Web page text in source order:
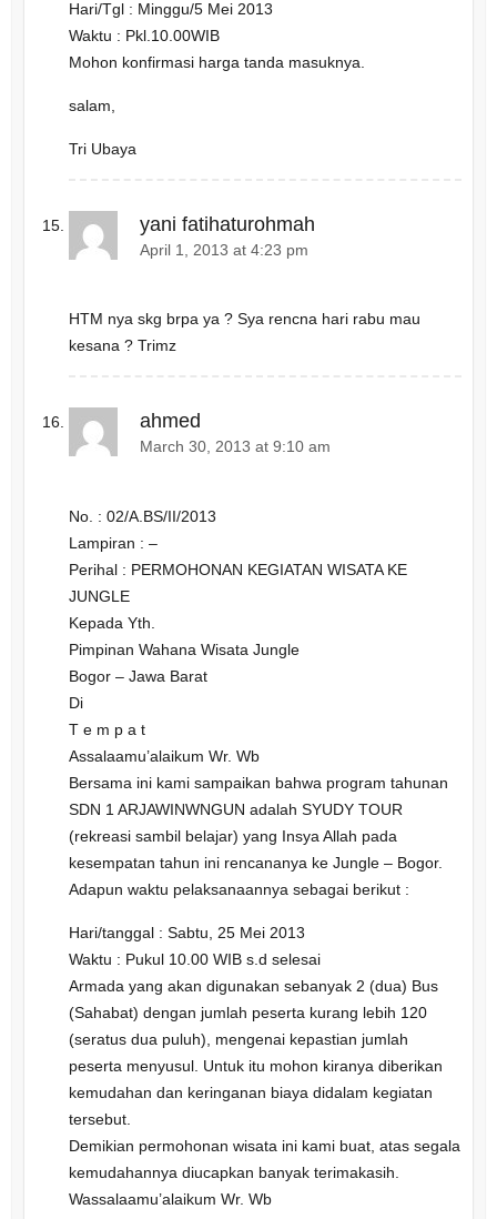
Hari/Tgl : Minggu/5 Mei 2013
Waktu : Pkl.10.00WIB
Mohon konfirmasi harga tanda masuknya.
salam,
Tri Ubaya
yani fatihaturohmah
April 1, 2013 at 4:23 pm
HTM nya skg brpa ya ? Sya rencna hari rabu mau
kesana ? Trimz
ahmed
March 30, 2013 at 9:10 am
No. : 02/A.BS/II/2013
Lampiran : –
Perihal : PERMOHONAN KEGIATAN WISATA KE
JUNGLE
Kepada Yth.
Pimpinan Wahana Wisata Jungle
Bogor – Jawa Barat
Di
T e m p a t
Assalaamu’alaikum Wr. Wb
Bersama ini kami sampaikan bahwa program tahunan
SDN 1 ARJAWINWNGUN adalah SYUDY TOUR
(rekreasi sambil belajar) yang Insya Allah pada
kesempatan tahun ini rencananya ke Jungle – Bogor.
Adapun waktu pelaksanaannya sebagai berikut :
Hari/tanggal : Sabtu, 25 Mei 2013
Waktu : Pukul 10.00 WIB s.d selesai
Armada yang akan digunakan sebanyak 2 (dua) Bus
(Sahabat) dengan jumlah peserta kurang lebih 120
(seratus dua puluh), mengenai kepastian jumlah
peserta menyusul. Untuk itu mohon kiranya diberikan
kemudahan dan keringanan biaya didalam kegiatan
tersebut.
Demikian permohonan wisata ini kami buat, atas segala
kemudahannya diucapkan banyak terimakasih.
Wassalaamu’alaikum Wr. Wb